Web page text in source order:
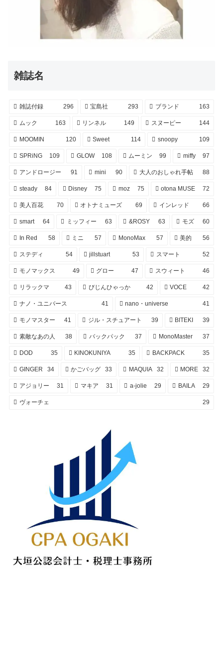
雑誌名
雑誌付録 296 宝島社 293 ブランド 163
ムック 163 リンネル 149 スヌーピー 144
MOOMIN 120 Sweet 114 snoopy 109
SPRiNG 109 GLOW 108 ムーミン 99 miffy 97
アンドロージー 91 mini 90 大人のおしゃれ手帖 88
steady 84 Disney 75 moz 75 otona MUSE 72
美人百花 70 オトナミューズ 69 インレッド 66
smart 64 ミッフィー 63 &ROSY 63 モズ 60
In Red 58 ミニ 57 MonoMax 57 美的 56
ステディ 54 jillstuart 53 スマート 52
モノマックス 49 グロー 47 スウィート 46
リラックマ 43 びじんひゃっか 42 VOCE 42
ナノ・ユニバース 41 nano・universe 41
モノマスター 41 ジル・スチュアート 39 BITEKI 39
素敵なあの人 38 バックパック 37 MonoMaster 37
DOD 35 KINOKUNIYA 35 BACKPACK 35
GINGER 34 かごバッグ 33 MAQUIA 32 MORE 32
アジョリー 31 マキア 31 a-jolie 29 BAILA 29
ヴォーチェ 29